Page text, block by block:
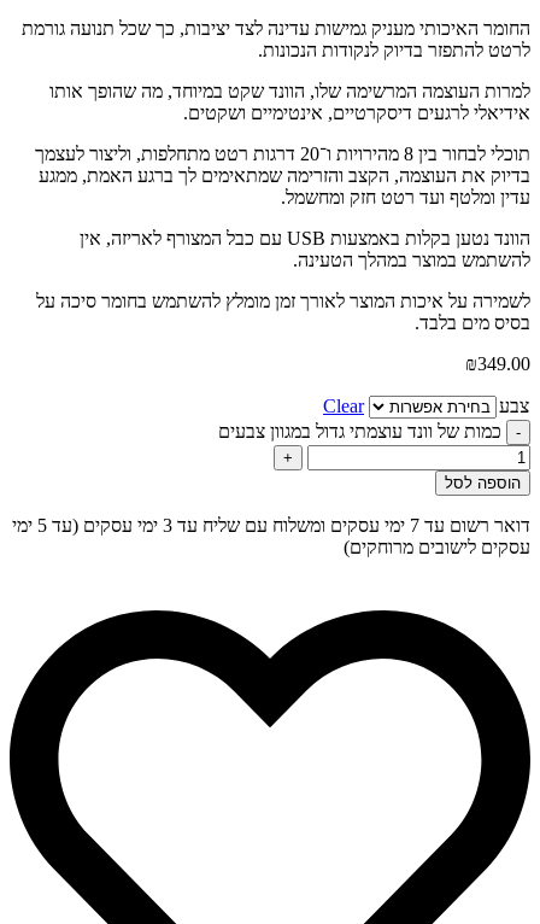
החומר האיכותי מעניק גמישות עדינה לצד יציבות, כך שכל תנועה גורמת
לרטט להתפזר בדיוק לנקודות הנכונות.
למרות העוצמה המרשימה שלו, הוונד שקט במיוחד, מה שהופך אותו
אידיאלי לרגעים דיסקרטיים, אינטימיים ושקטים.
תוכלי לבחור בין 8 מהירויות ו־20 דרגות רטט מתחלפות, וליצור לעצמך
בדיוק את העוצמה, הקצב והזרימה שמתאימים לך ברגע האמת, ממגע
עדין ומלטף ועד רטט חזק ומחשמל.
הוונד נטען בקלות באמצעות USB עם כבל המצורף לאריזה, אין
להשתמש במוצר במהלך הטעינה.
לשמירה על איכות המוצר לאורך זמן מומלץ להשתמש בחומר סיכה על
בסיס מים בלבד.
₪349.00
צבע Clear
- כמות של וונד עוצמתי גדול במגוון צבעים
+
הוספה לסל
דואר רשום עד 7 ימי עסקים ומשלוח עם שליח עד 3 ימי עסקים (עד 5 ימי
עסקים לישובים מרוחקים)